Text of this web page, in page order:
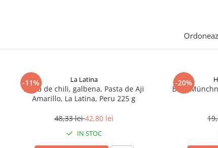
-11% La Latina
Pasta de chili, galbena, Pasta de Aji
Amarillo, La Latina, Peru 225 g
48,33 lei42,80 lei
IN STOC
-20%
Bere